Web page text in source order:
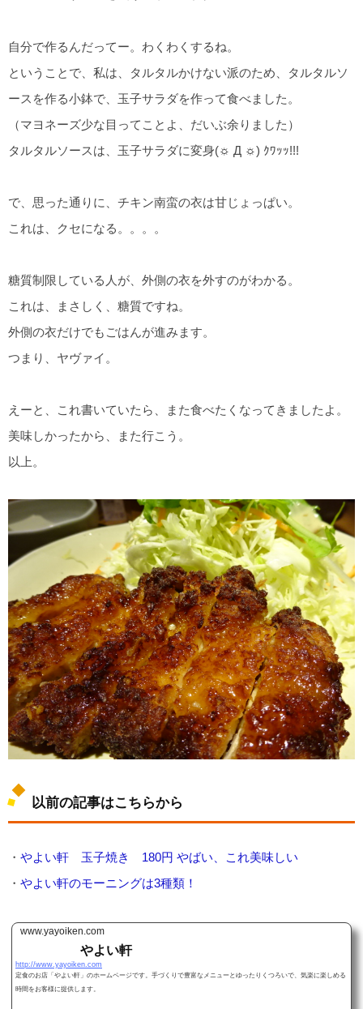
自分で作るんだってー。わくわくするね。
ということで、私は、タルタルかけない派のため、タルタルソ
ースを作る小鉢で、玉子サラダを作って食べました。
（マヨネーズ少な目ってことよ、だいぶ余りました）
タルタルソースは、玉子サラダに変身(☼ Д ☼) ｸﾜｯｯ!!!
で、思った通りに、チキン南蛮の衣は甘じょっぱい。
これは、クセになる。。。。
糖質制限している人が、外側の衣を外すのがわかる。
これは、まさしく、糖質ですね。
外側の衣だけでもごはんが進みます。
つまり、ヤヴァイ。
えーと、これ書いていたら、また食べたくなってきましたよ。
美味しかったから、また行こう。
以上。
以前の記事はこちらから
・ やよい軒 玉子焼き 180円 やばい、これ美味しい
・ やよい軒のモーニングは3種類！
www.yayoiken.com
やよい軒
http://www.yayoiken.com
定食のお店「やよい軒」のホームページです。手づくりで豊富なメニューとゆったりくつろいで、気楽に楽しめる
時間をお客様に提供します。